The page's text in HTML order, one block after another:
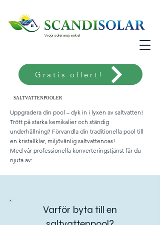
Vi gör solenergi enkel
Gratis offert!
SALTVATTENPOOLER
SALTVATTENPOOLER
Uppgradera din pool – dyk in i lyxen av saltvatten!
Trött på starka kemikalier och ständig
underhållning? Förvandla din traditionella pool till
en kristallklar, miljövänlig saltvattenoas!
Med vår professionella konverteringstjänst får du
njuta av:
Varför byta till en